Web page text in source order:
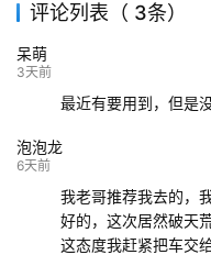
139****9233
评论列表（ 3条）
呆萌
3天前
最近有要用到，但是
泡泡龙
6天前
我老哥推荐我去的，
好的，这次居然破天
这态度我赶紧把车交